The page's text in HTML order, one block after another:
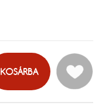
KOSÁRBA